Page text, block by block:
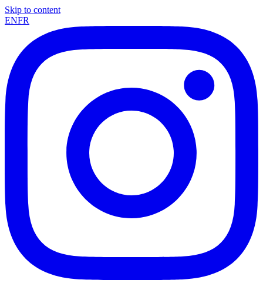
Skip to content
ENFR